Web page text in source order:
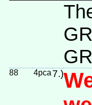
88 4pca 7.)